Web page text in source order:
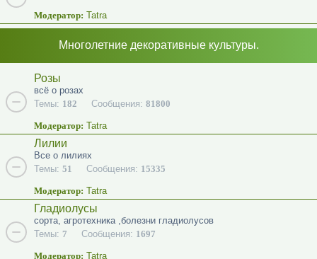
Модератор: Tatra
Многолетние декоративные культуры.
Розы
всё о розах
Темы: 182 Сообщения: 81800
Модератор: Tatra
Лилии
Все о лилиях
Темы: 51 Сообщения: 15335
Модератор: Tatra
Гладиолусы
сорта, агротехника ,болезни гладиолусов
Темы: 7 Сообщения: 1697
Модератор: Tatra